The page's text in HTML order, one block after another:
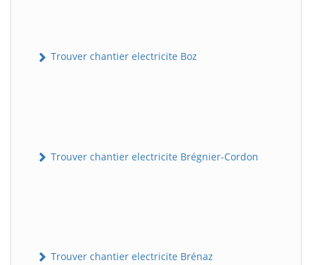
Trouver chantier electricite Boz
Trouver chantier electricite Brégnier-Cordon
Trouver chantier electricite Brénaz